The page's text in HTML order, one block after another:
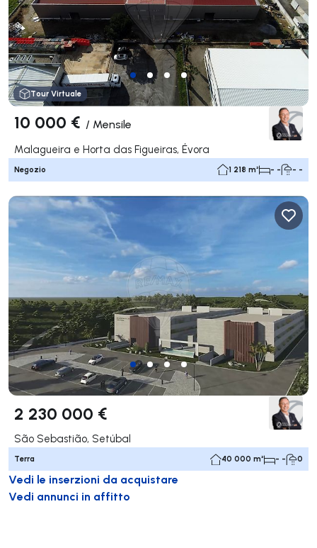
Tour Virtuale
10 000 € / Mensile
Malagueira e Horta das Figueiras, Évora
Negozio 1 218 m² - - - -
2 230 000 €
São Sebastião, Setúbal
Terra 40 000 m² - - 0
Vedi le inserzioni da acquistare
Vedi annunci in affitto